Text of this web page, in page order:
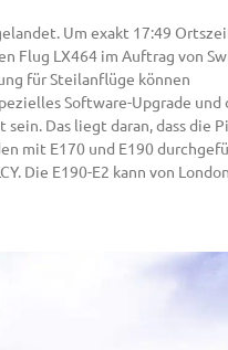
Um exakt 17:49
Flug LX464 im Auftrag von
für Steilanflüge können
Software-Upgrade und
Das liegt daran, dass die
mit E170 und E190
Die E190-E2 kann von